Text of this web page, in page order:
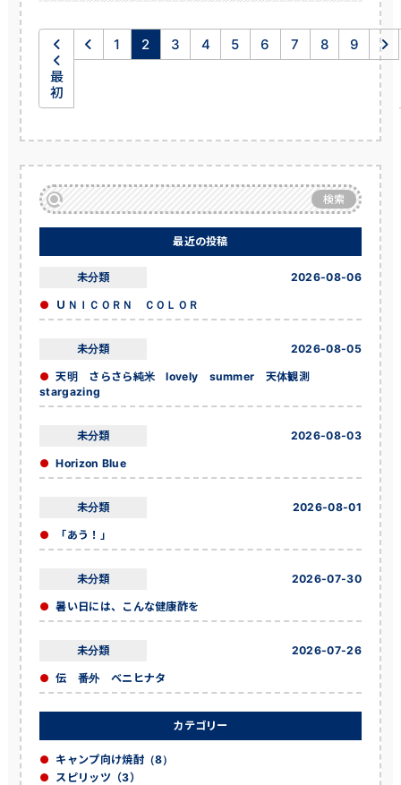
最
初
1 2 3 4 5 6 7 8 9
検索
最近の投稿
ＵＮＩＣＯＲＮ ＣＯＬＯＲ
未分類 2026-08-06
天明 さらさら純米 lovely summer 天体観測
stargazing
未分類 2026-08-05
Horizon Blue
未分類 2026-08-03
「あう！」
未分類 2026-08-01
暑い日には、こんな健康酢を
未分類 2026-07-30
伝 番外 ベニヒナタ
未分類 2026-07-26
カテゴリー
キャンプ向け焼酎（8）
スピリッツ（3）